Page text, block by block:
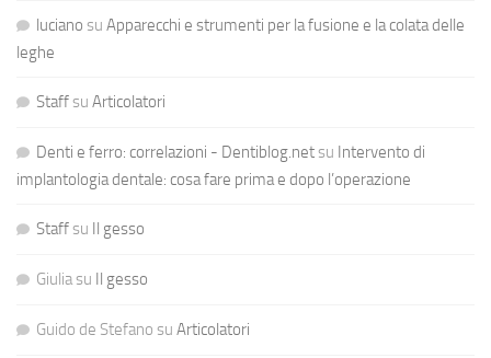
luciano su Apparecchi e strumenti per la fusione e la colata delle
leghe
Staffsu Articolatori
Denti e ferro: correlazioni - Dentiblog.netsu Intervento di
implantologia dentale: cosa fare prima e dopo l’operazione
Staffsu Il gesso
Giuliasu Il gesso
Guido de Stefano su Articolatori